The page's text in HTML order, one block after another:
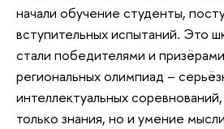
начали обучение студенты,
вступительных испытаний. Это
стали победителями и
региональных олимпиад –
интеллектуальных
только знания, но и умение